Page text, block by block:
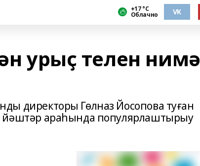
+17 °С
Облачно VK
урыҫ телен нимә
директоры Гөлназ Йосопова туған
йәштәр араһында популярлаштырыу